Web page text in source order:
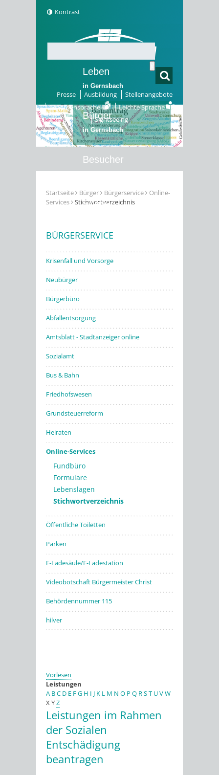
Kontrast
Presse Ausbildung
Stellenangebote
Gebärdensprache
Leichte Sprache
Sightseeing
Leben
in Gernsbach
Bürger
in Gernsbach
Besucher
Erleben
Startseite Bürger Bürgerservice
Online-
Services
Stichwortverzeichnis
BÜRGERSERVICE
Krisenfall und Vorsorge
Neubürger
Bürgerbüro
Abfallentsorgung
Amtsblatt - Stadtanzeiger online
Sozialamt
Bus & Bahn
Friedhofswesen
Grundsteuerreform
Heiraten
Online-Services
Fundbüro
Formulare
Lebenslagen
Stichwortverzeichnis
Öffentliche Toiletten
Parken
E-Ladesäule/E-Ladestation
Videobotschaft Bürgermeister Christ
Behördennummer 115
hilver
Vorlesen
Leistungen
A BC D E FG H I J K L M N O P Q RST UVW
XYZ
Leistungen im Rahmen
der Sozialen
Entschädigung
beantragen